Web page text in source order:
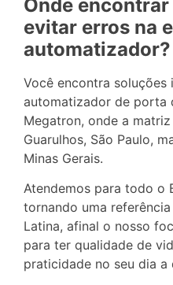
Onde
evitar erros na
automatizador?
Você encontra
automatizador de porta
Megatron, onde a
Guarulhos, São Paulo,
Minas Gerais.
Atendemos para todo o
tornando uma
Latina, afinal o nosso
para ter qualidade de
praticidade no seu dia a